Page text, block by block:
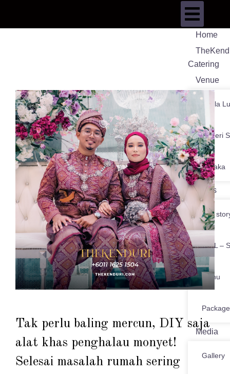
Home
Catering
Venue
Kuala
Negeri
Melaka
News
Our
SIJIL –
Menu
Media
Gallery
Tak perlu baling mercun, DIY saja
alat khas penghalau monyet!
Selesai masalah rumah sering